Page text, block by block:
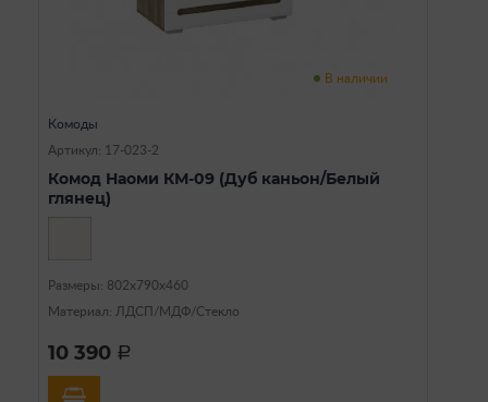
В наличии
Комоды
Артикул: 17-023-2
Комод Наоми КМ-09 (Дуб каньон/Белый
глянец)
Размеры: 802х790х460
Материал: ЛДСП/МДФ/Стекло
10 390 a